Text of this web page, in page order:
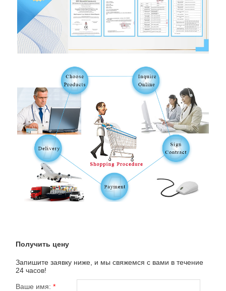
Получить цену
Запишите заявку ниже, и мы свяжемся с вами в течение
24 часов!
Ваше имя:*